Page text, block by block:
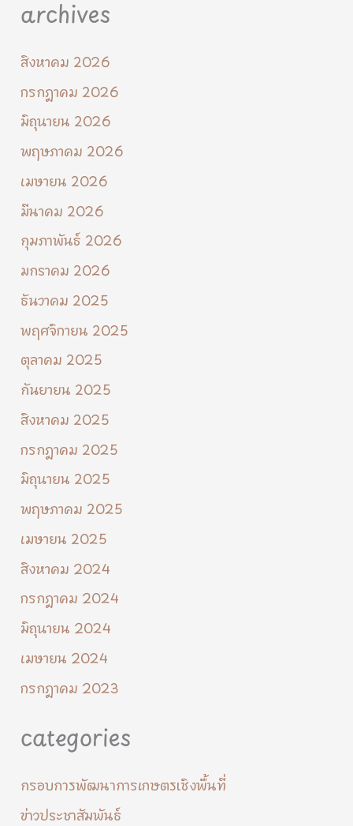
archives
สิงหาคม 2026
กรกฎาคม 2026
มิถุนายน 2026
พฤษภาคม 2026
เมษายน 2026
มีนาคม 2026
กุมภาพันธ์ 2026
มกราคม 2026
ธันวาคม 2025
พฤศจิกายน 2025
ตุลาคม 2025
กันยายน 2025
สิงหาคม 2025
กรกฎาคม 2025
มิถุนายน 2025
พฤษภาคม 2025
เมษายน 2025
สิงหาคม 2024
กรกฎาคม 2024
มิถุนายน 2024
เมษายน 2024
กรกฎาคม 2023
categories
กรอบการพัฒนาการเกษตรเชิงพื้นที่
ข่าวประชาสัมพันธ์